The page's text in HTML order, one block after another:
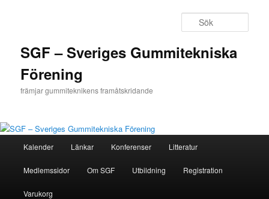
SGF – Sveriges Gummitekniska
Förening
främjar gummiteknikens framåtskridande
Kalender Länkar Konferenser Litteratur
Medlemssidor Om SGF Utbildning Registration
Varukorg